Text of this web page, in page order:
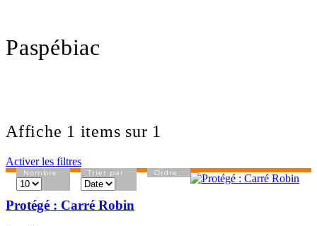
Paspébiac
Affiche 1 items sur 1
Activer les filtres
Nombre Trier par Ordre
Protégé : Carré Robin